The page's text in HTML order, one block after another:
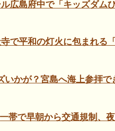
ル広島府中で「キッズダム
で平和の灯火に包まれる
いかが？宮島へ海上参拝
帯で早朝から交通規制、